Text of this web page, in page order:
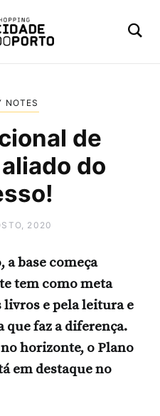
NOTES
de
do
2020
base começa
tem como meta
e pela leitura e
que faz a diferença.
horizonte, o Plano
em destaque no